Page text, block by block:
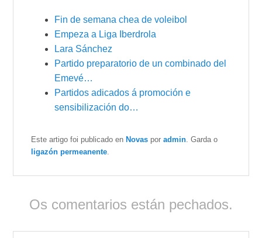
Fin de semana chea de voleibol
Empeza a Liga Iberdrola
Lara Sánchez
Partido preparatorio de un combinado del
Emevé…
Partidos adicados á promoción e
sensibilización do…
Este artigo foi publicado en Novas poradmin. Garda o
ligazón permeanente.
Os comentarios están pechados.